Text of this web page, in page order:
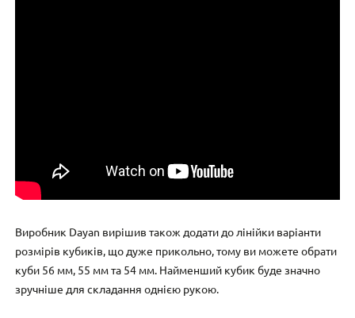
Виробник Dayan вирішив також додати до лінійки варіанти
розмірів кубиків, що дуже прикольно, тому ви можете обрати
куби 56 мм, 55 мм та 54 мм. Найменший кубик буде значно
зручніше для складання однією рукою.